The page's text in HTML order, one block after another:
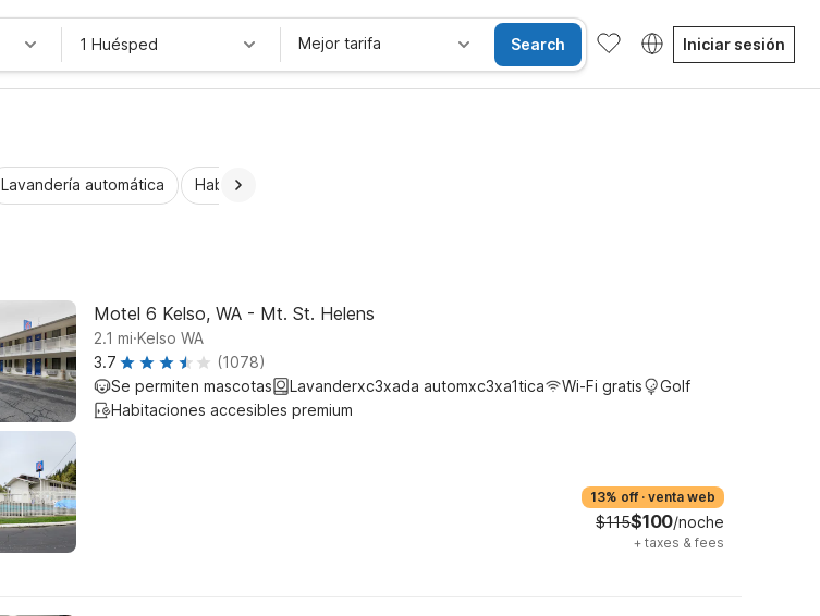
1 Huésped Mejor tarifa Search Iniciar sesión
Lavandería automática Habitaciones accesibles
Motel 6 Kelso, WA - Mt. St. Helens
2.1 mi.Kelso WA
3.7
(1078)
Se permiten mascotas
Lavanderxc3xada automxc3xa1tica Wi-Fi gratis
Golf
Habitaciones accesibles premium
13% off · venta web
$115$100/noche
+ taxes & fees